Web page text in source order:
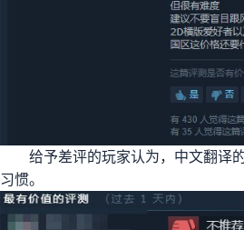
给予差评的玩家认为，中文翻译
习惯。